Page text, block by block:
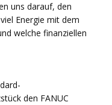
uns darauf, den
Energie mit dem
welche finanziellen
den FANUC